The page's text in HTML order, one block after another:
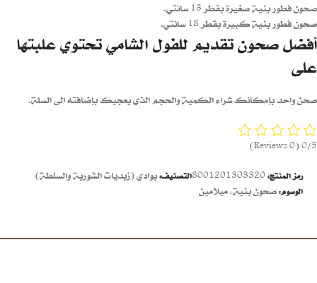
صحون فطور بنية صغيرة بقطر 13 سانتي.
صحون فطور بنية كبيرة بقطر 18 سانتي.
أفضل صحون تقديم للفول الشامي تحتوي علبتها
على
صحن واحد بإمكانك شراء الكمية والحجم الذي يعجبك بإضافته الى السلة.
0/5
(0 Reviews)
رمز المنتج: 8001201303320التصنيف:بوادي (زبديات الشوربة والسلطة)
الوسوم:صحون بنية,ميلامين